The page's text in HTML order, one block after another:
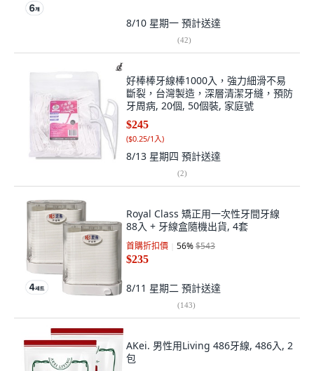
8/10 星期一 預計送達
(42)
好棒棒牙線棒1000入，強力細滑不易
斷裂，台灣製造，深層清潔牙縫，預防
牙周病, 20個, 50個裝, 家庭號
$245
($0.25/1入)
8/13 星期四 預計送達
(2)
Royal Class 矯正用一次性牙間牙線
88入 + 牙線盒隨機出貨, 4套
首購折扣價 56%$543
$235
8/11 星期二 預計送達
(143)
AKei. 男性用Living 486牙線, 486入, 2
包